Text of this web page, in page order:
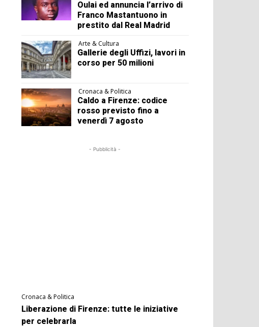
Oulai ed annuncia l’arrivo di
Franco Mastantuono in
prestito dal Real Madrid
Arte & Cultura
Gallerie degli Uffizi, lavori in
corso per 50 milioni
Cronaca & Politica
Caldo a Firenze: codice
rosso previsto fino a
venerdì 7 agosto
- Pubblicità -
Cronaca & Politica
Liberazione di Firenze: tutte le iniziative
per celebrarla